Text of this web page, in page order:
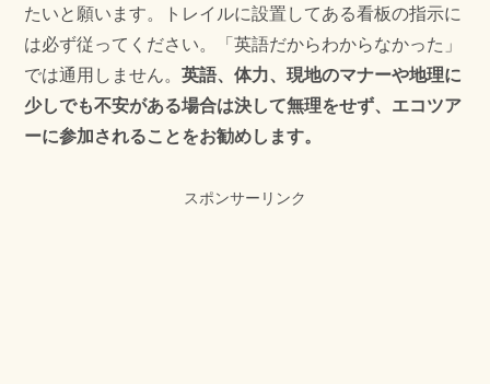
たいと願います。トレイルに設置してある看板の指示に
は必ず従ってください。「英語だからわからなかった」
では通用しません。英語、体力、現地のマナーや地理に
少しでも不安がある場合は決して無理をせず、エコツア
ーに参加されることをお勧めします。
スポンサーリンク